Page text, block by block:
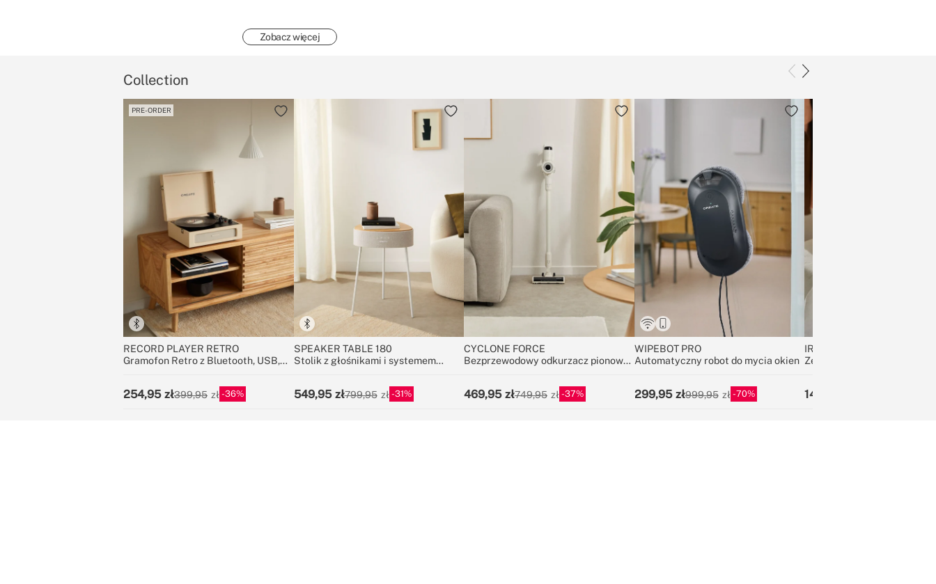
Zobacz więcej
Collection
PRE-ORDER
RECORD PLAYER RETRO
Gramofon Retro z Bluetooth, USB,
254,95 399,95 36
SPEAKER TABLE 180
Stolik z głośnikami i systemem
oraz ładowaniem bezprzewodowym
549,95 799,95 31
CYCLONE FORCE
Bezprzewodowy odkurzacz pionowy
469,95 749,95 37
WIPEBOT PRO
Automatyczny robot do mycia okien
299,95 999,95 70
IRON FLAT 3000
Zelazko parowe 3000W
149,95